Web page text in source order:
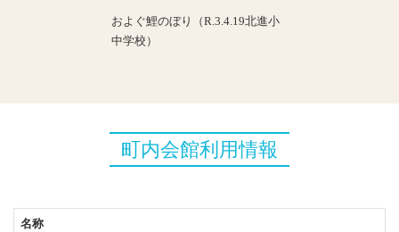
およぐ鯉のぼり（R.3.4.19北進小
中学校）
町内会館利用情報
名称